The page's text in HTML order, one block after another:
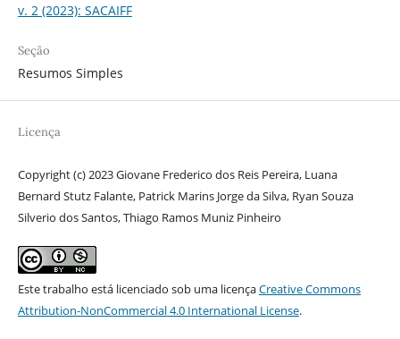
v. 2 (2023): SACAIFF
Seção
Resumos Simples
Licença
Copyright (c) 2023 Giovane Frederico dos Reis Pereira, Luana
Bernard Stutz Falante, Patrick Marins Jorge da Silva, Ryan Souza
Silverio dos Santos, Thiago Ramos Muniz Pinheiro
Este trabalho está licenciado sob uma licençaCreative Commons
Attribution-NonCommercial 4.0 International License.